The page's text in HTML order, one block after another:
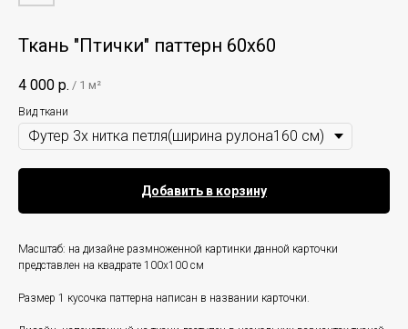
Ткань "Птички" паттерн 60х60
4 000 р. / 1 м²
Вид ткани
Добавить в корзину
Масштаб: на дизайне размноженной картинки данной карточки
представлен на квадрате 100х100 см
Размер 1 кусочка паттерна написан в названии карточки.